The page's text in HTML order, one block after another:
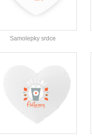
Samolepky srdce